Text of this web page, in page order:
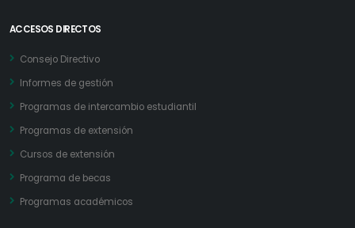
ACCESOS DIRECTOS
Consejo Directivo
Informes de gestión
Programas de intercambio estudiantil
Programas de extensión
Cursos de extensión
Programa de becas
Programas académicos